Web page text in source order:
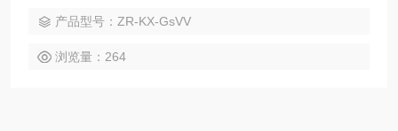
产品型号：ZR-KX-GsVV
浏览量：264